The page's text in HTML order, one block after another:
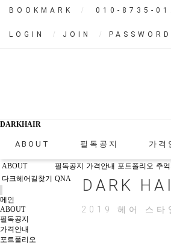
BOOKMARK 010-8735-
LOGIN JOIN PASSWORD
DARKHAIR
ABOUT 필독공지 가격
ABOUT 필독공지 가격안내 포트폴리오 추
다크헤어길찾기
QNA
메인
ABOUT
필독공지
가격안내
포트폴리오
DARK
2019 헤어 스타